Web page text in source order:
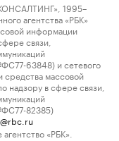
1995–
агентства «РБК»
информации
связи,
63848) и сетевого
средства массовой
надзору в сфере связи,
82385)
«РБК».